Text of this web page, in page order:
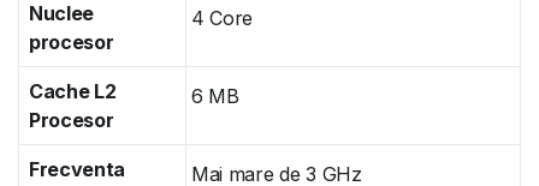
Nuclee
procesor
4 Core
Cache L2
Procesor
6 MB
Frecventa
Mai mare de 3 GHz